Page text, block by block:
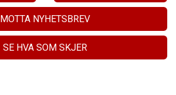
MOTTA NYHETSBREV
SE HVA SOM SKJER